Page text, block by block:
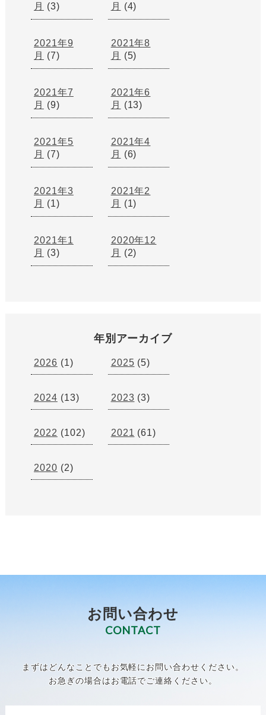
月
(3)
月
(4)
2021年9
月
(7)
2021年8
月
(5)
2021年7
月
(9)
2021年6
月
(13)
2021年5
月
(7)
2021年4
月
(6)
2021年3
月
(1)
2021年2
月
(1)
2021年1
月
(3)
2020年12
月
(2)
年別アーカイブ
2026 (1) 2025 (5)
2024 (13) 2023 (3)
2022 (102) 2021 (61)
2020 (2)
お問い合わせ
CONTACT
まずはどんなことでもお気軽にお問い合わせください。
お急ぎの場合はお電話でご連絡ください。